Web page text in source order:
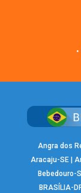
Angra dos
Aracaju-SE |
Bebedouro-
BRASÍLIA-